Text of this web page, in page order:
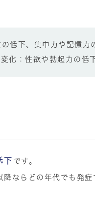
低下、集中力や記憶力
化：性欲や勃起力の低
下 です。
ならどの年代でも発症